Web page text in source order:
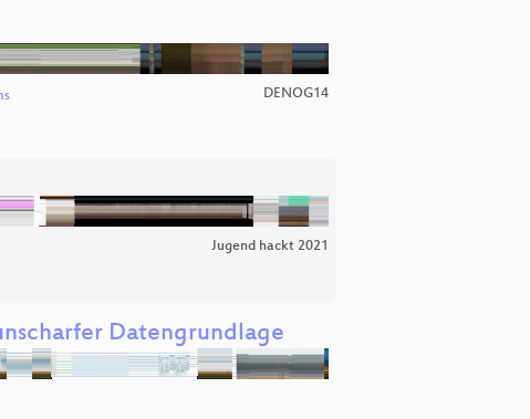
DENOG14
Jugend hackt 2021
Datengrundlage